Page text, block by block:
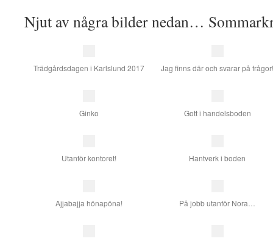
Njut av några bilder nedan…
Trädgårdsdagen i Karlslund 2017 Jag finns där och svarar på
Ginko Gott i handelsboden
Utanför kontoret! Hantverk i boden
Ajjabajja hönapöna! På jobb utanför Nora…